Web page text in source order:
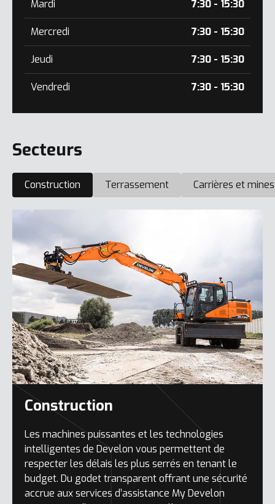
Mardi 7:30 - 15:30
Mercredi 7:30 - 15:30
Jeudi 7:30 - 15:30
Vendredi 7:30 - 15:30
Secteurs
Construction Terrassement Carrières et mines
Construction
Les machines puissantes et les technologies
intelligentes de Develon vous permettent de
respecter les délais les plus serrés en tenant le
budget. Du godet transparent offrant une sécurité
accrue aux services d’assistance My Develon